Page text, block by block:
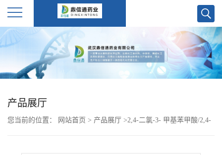
公
产品展厅
您当前的位置： 网站首页 > 产品展厅 >2,4-二氯-3- 甲基苯甲酸/2,4-